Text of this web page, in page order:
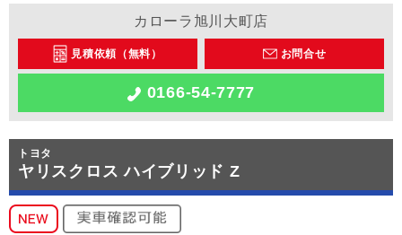
カローラ旭川大町店
見積依頼（無料） お問合せ
0166-54-7777
トヨタ
ヤリスクロス ハイブリッド Z